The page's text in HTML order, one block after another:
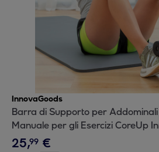
InnovaGoods
Barra di Supporto per
Manuale per gli Esercizi CoreUp
25,99 €